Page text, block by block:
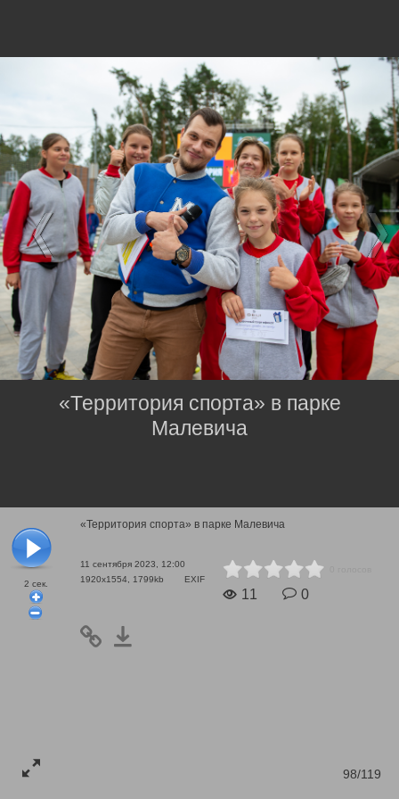
2 сек.
«Территория спорта» в парке Малевича
11 сентября 2023, 12:00
1920x1554, 1799kb
EXIF
11 0
98/119
«Территория спорта» в парке
Малевича